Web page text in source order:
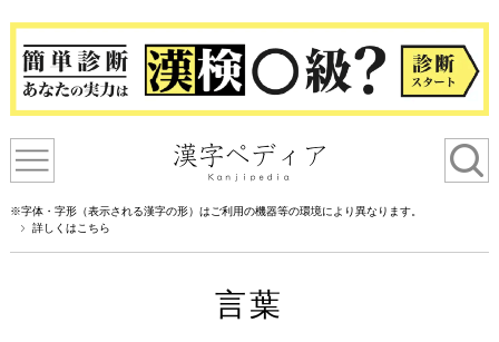
※字体・字形（表示される漢字の形）はご利用の機器等の環境により異なります。
詳しくはこちら
言葉